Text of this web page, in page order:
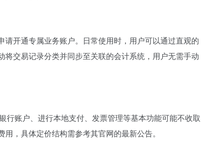
开通专属业务账户。日常使用时，用户可以通过直观的
交易记录分类并同步至关联的会计系统，用户无需手动
行账户、进行本地支付、发票管理等基本功能可能不收取
，具体定价结构需参考其官网的最新公告。